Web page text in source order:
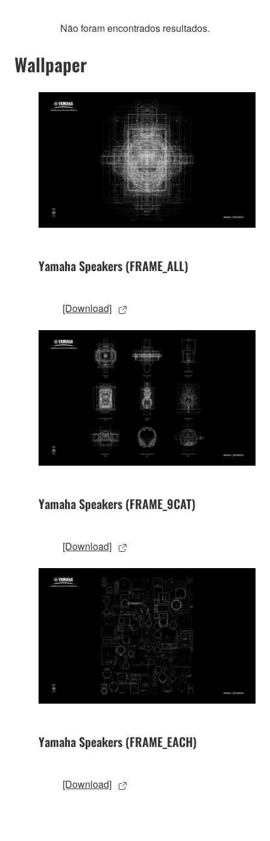
Não foram encontrados resultados.
Wallpaper
Yamaha Speakers (FRAME_ALL)
[Download]
Yamaha Speakers (FRAME_9CAT)
[Download]
Yamaha Speakers (FRAME_EACH)
[Download]